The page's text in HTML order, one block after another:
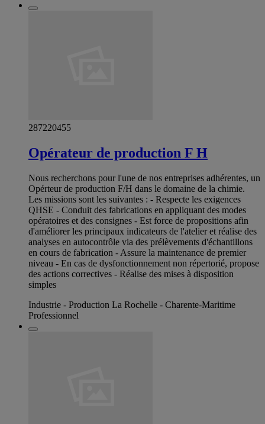
287220455
Opérateur de production F H
Nous recherchons pour l'une de nos entreprises adhérentes, un
Opérteur de production F/H dans le domaine de la chimie.
Les missions sont les suivantes : - Respecte les exigences
QHSE - Conduit des fabrications en appliquant des modes
opératoires et des consignes - Est force de propositions afin
d'améliorer les principaux indicateurs de l'atelier et réalise des
analyses en autocontrôle via des prélèvements d'échantillons
en cours de fabrication - Assure la maintenance de premier
niveau - En cas de dysfonctionnement non répertorié, propose
des actions correctives - Réalise des mises à disposition
simples
Industrie - Production La Rochelle - Charente-Maritime
Professionnel